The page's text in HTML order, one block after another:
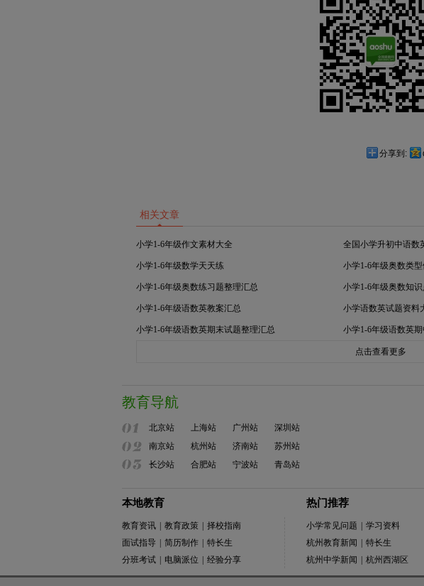
分享到:
相关文章
小学1-6年级作文素材大全 全国小学升初中语数
小学1-6年级数学天天练 小学1-6年级奥数类
小学1-6年级奥数练习题整理汇总 小学1-6年级奥数知
小学1-6年级语数英教案汇总 小学语数英试题资料
小学1-6年级语数英期末试题整理汇总 小学1-6年级语数英
点击查看更多
教育导航
北京站 上海站 广州站 深圳站
南京站
杭州站 济南站 苏州站
长沙站
合肥站 宁波站 青岛站
本地教育
教育资讯 教育政策
择校指南
面试指导
简历制作
特长生
分班考试
电脑派位 经验分享
热门推荐
小学常见问题
学习资料
杭州教育新闻
特长生
杭州中学新闻
杭州西湖区